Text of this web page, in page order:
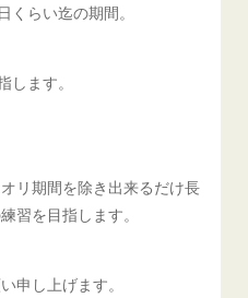
らい迄の期間。
ます。
リ期間を除き出来るだけ長
習を目指します。
申し上げます。